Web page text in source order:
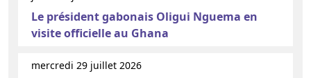
Le président gabonais Oligui Nguema en
visite officielle au Ghana
mercredi 29 juillet 2026